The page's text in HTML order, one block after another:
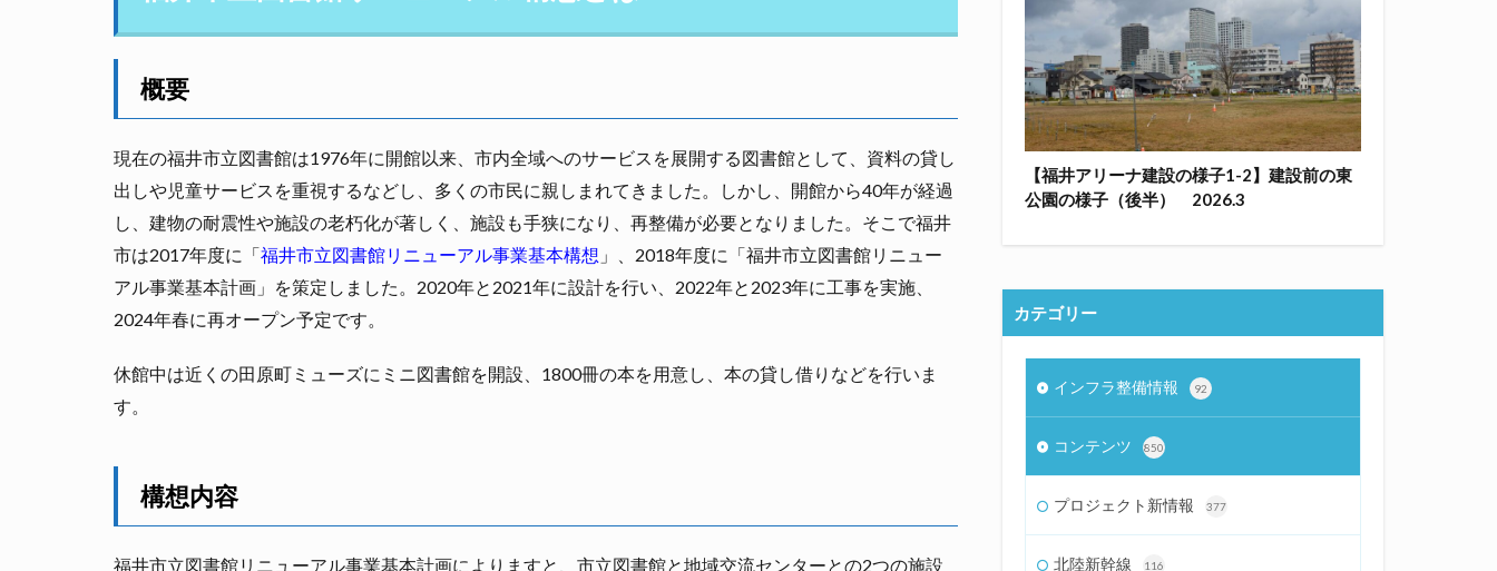
概要
現在の福井市立図書館は1976年に開館以来、市内全域へのサービスを展開する図書館として、資料の貸し
出しや児童サービスを重視するなどし、多くの市民に親しまれてきました。しかし、開館から40年が経過
し、建物の耐震性や施設の老朽化が著しく、施設も手狭になり、再整備が必要となりました。そこで福井
市は2017年度に「福井市立図書館リニューアル事業基本構想 」、2018年度に「福井市立図書館リニュー
アル事業基本計画」を策定しました。2020年と2021年に設計を行い、2022年と2023年に工事を実施、
2024年春に再オープン予定です。
休館中は近くの田原町ミューズにミニ図書館を開設、1800冊の本を用意し、本の貸し借りなどを行いま
す。
構想内容
福井市立図書館リニューアル事業基本計画によりますと、市立図書館と地域交流センターとの2つの施設
【福井アリーナ建設の様子1-2】建設前の東
公園の様子（後半） 2026.3
カテゴリー
インフラ整備情報 92
コンテンツ 850
プロジェクト新情報 377
北陸新幹線 116